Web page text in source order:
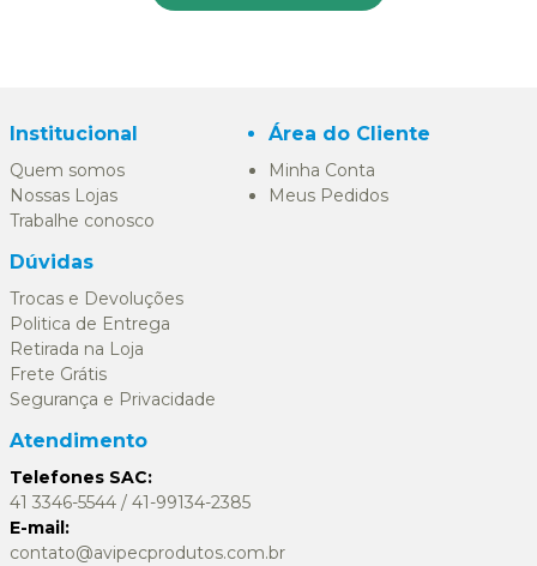
Institucional
Quem somos
Nossas Lojas
Trabalhe conosco
Área do Cliente
Minha Conta
Meus Pedidos
Dúvidas
Trocas e Devoluções
Politica de Entrega
Retirada na Loja
Frete Grátis
Segurança e Privacidade
Atendimento
Telefones SAC:
41 3346-5544 / 41-99134-2385
E-mail:
contato@avipecprodutos.com.br